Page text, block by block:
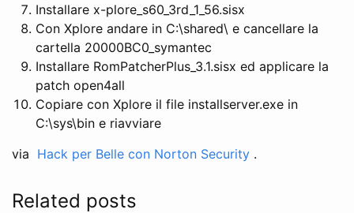
Installare x-plore_s60_3rd_1_56.sisx
Con Xplore andare in C:\shared\ e cancellare la
cartella 20000BC0_symantec
Installare RomPatcherPlus_3.1.sisx ed applicare la
patch open4all
Copiare con Xplore il file installserver.exe in
C:\sys\bin e riavviare
via Hack per Belle con Norton Security .
Related posts